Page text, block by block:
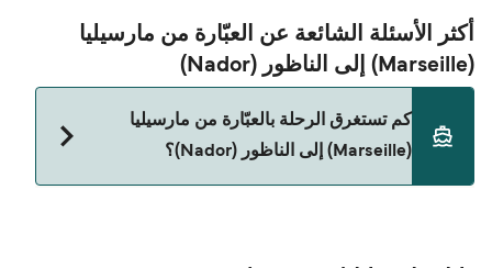
أكثر الأسئلة الشائعة عن العبّارة من مارسيليا
(Marseille) إلى الناظور (Nador)
كم تستغرق الرحلة بالعبّارة من مارسيليا
(Marseille) إلى الناظور (Nador)؟